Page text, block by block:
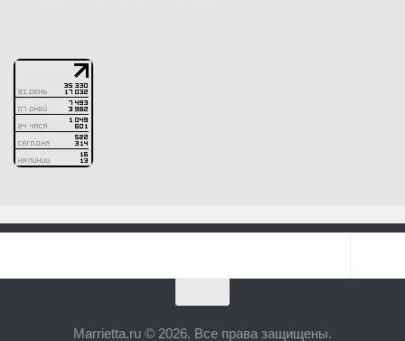
Marrietta.ru © 2026. Все права защищены.